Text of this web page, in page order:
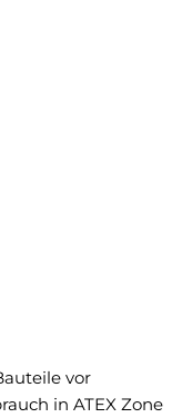
vor
in ATEX Zone